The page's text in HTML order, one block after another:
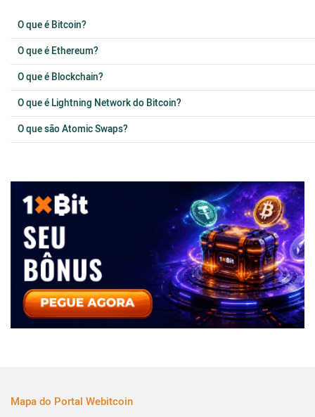
O que é Bitcoin?
O que é Ethereum?
O que é Blockchain?
O que é Lightning Network do Bitcoin?
O que são Atomic Swaps?
Mapa do Portal Webitcoin